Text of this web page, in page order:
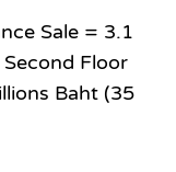
Sale = 3.1
Floor
Baht (35